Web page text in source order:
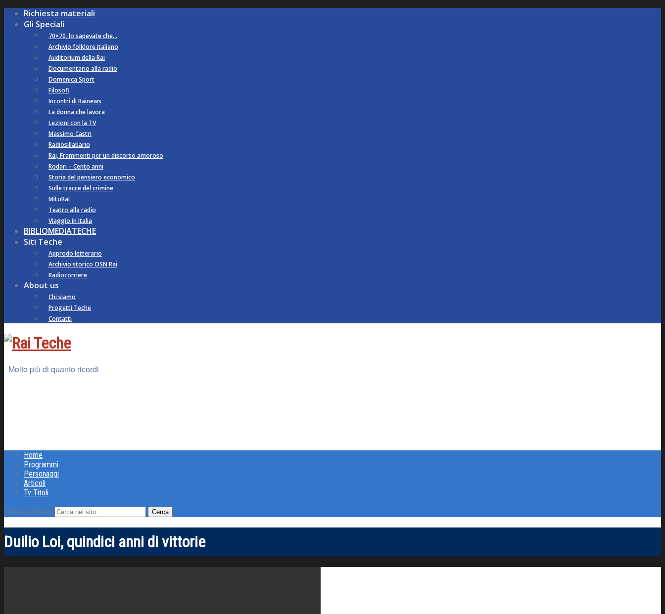
Richiesta materiali
Gli Speciali
70×70, lo sapevate che…
Archivio folklore italiano
Auditorium della Rai
Documentario alla radio
Domenica Sport
Filosofi
Incontri di Rainews
La donna che lavora
Lezioni con la TV
Massimo Castri
Radiosillabario
Rai, Frammenti per un discorso amoroso
Rodari – Cento anni
Storia del pensiero economico
Sulle tracce del crimine
MitoRai
Teatro alla radio
Viaggio in Italia
BIBLIOMEDIATECHE
Siti Teche
Approdo letterario
Archivio storico OSN Rai
Radiocorriere
About us
Chi siamo
Progetti Teche
Contatti
Molto più di quanto ricordi
Home
Programmi
Personaggi
Articoli
Tv Titoli
Cerca nel sito
Duilio Loi, quindici anni di vittorie